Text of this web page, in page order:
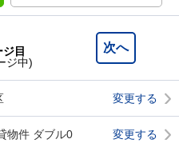
次へ
目
ジ中)
変更する
物件 ダブル0 変更する